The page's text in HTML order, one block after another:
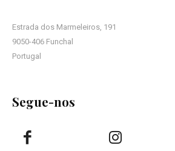
Estrada dos Marmeleiros, 191
9050-406 Funchal
Portugal
Segue-nos